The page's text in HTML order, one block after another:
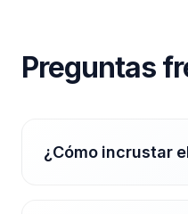
Preguntas
¿Cómo incrustar